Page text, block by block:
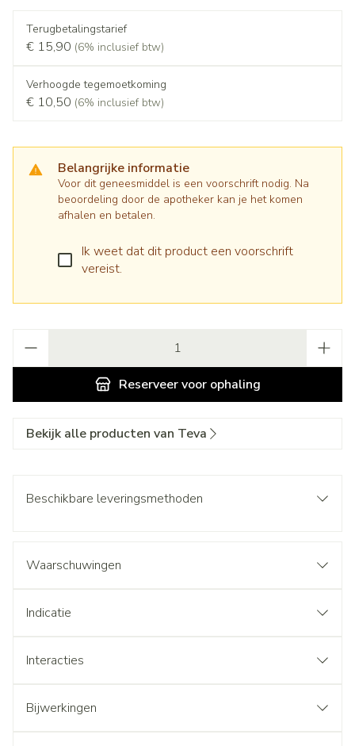
Terugbetalingstarief
€ 15,90 (6% inclusief btw)
Verhoogde tegemoetkoming
€ 10,50 (6% inclusief btw)
Belangrijke informatie
Voor dit geneesmiddel is een voorschrift nodig. Na
beoordeling door de apotheker kan je het komen
afhalen en betalen.
Ik weet dat dit product een voorschrift
vereist.
Reserveervoor ophaling
Bekijk alle producten van Teva
Beschikbare leveringsmethoden
Waarschuwingen
Indicatie
Interacties
Bijwerkingen